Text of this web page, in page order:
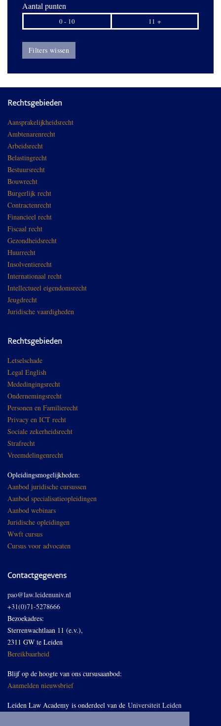
Aantal punten
0 - 10 11 +
Filters wissen
Rechtsgebieden
Aansprakelijkheidsrecht
Ambtenarenrecht
Arbeidsrecht
Belastingrecht
Bestuursrecht
Bouwrecht
Burgerlijk recht
Contractenrecht
Financieel recht
Fiscaal recht
Gezondheidsrecht
Huurrecht
Insolventierecht
Internationaal recht
Intellectueel eigendomsrecht
Jeugdrecht
Juridische vaardigheden
Rechtsgebieden
Letselschade
Legal English
Mededingingsrecht
Ondernemingsrecht
Personen en Familierecht
Privacy en ICT recht
Sociale zekerheidsrecht
Strafrecht
Vreemdelingenrecht
Opleidingsmogelijkheden:
Aanbod juridische cursussen
Aanbod specialisatieopleidingen
Aanbod webinars
Juridische opleidingen
Wwft cursus
Cursus voor advocaten
Contactgegevens
pao@law.leidenuniv.nl
+31(0)71-5278666
Bezoekadres:
Sterrenwachtlaan 11 (e.v.),
2311 GW te Leiden
Bereikbaarheid
Blijf op de hoogte van ons cursusaanbod:
Aanmelden nieuwsbrief
Leiden Law Academy is onderdeel van de Universiteit Leiden